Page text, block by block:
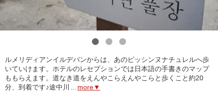
ルメリディアンイルデパンからは、あのピッシンヌナチュレルへ歩
いていけます。ホテルのレセプションでは日本語の手書きのマップ
ももらえます。道なき道をえんやこらえんやこらと歩くこと約20
分、到着です♪途中川 ... more▼